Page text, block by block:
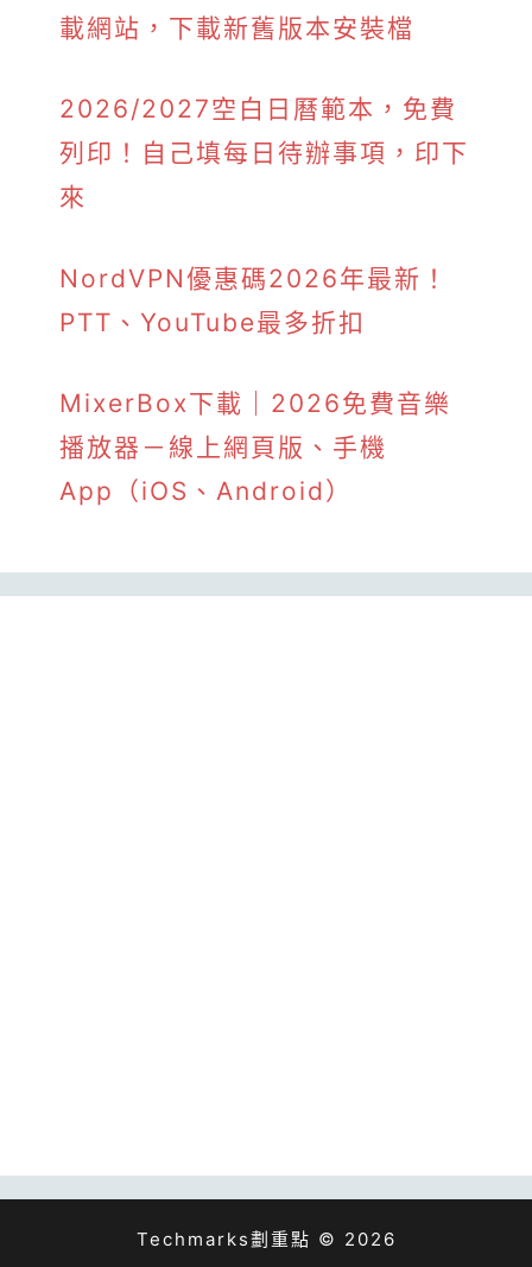
載網站，下載新舊版本安裝檔
2026/2027空白日曆範本，免費
列印！自己填每日待辦事項，印下
來
NordVPN優惠碼2026年最新！
PTT、YouTube最多折扣
MixerBox下載｜2026免費音樂
播放器－線上網頁版、手機
App（iOS、Android）
Techmarks劃重點 © 2026